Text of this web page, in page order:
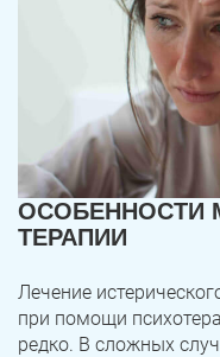
ОСОБЕННОСТИ
ТЕРАПИИ
Лечение
при помощи
редко. В сложных